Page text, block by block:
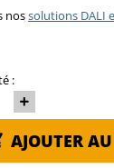
nossolutions DALI
:
AJOUTER